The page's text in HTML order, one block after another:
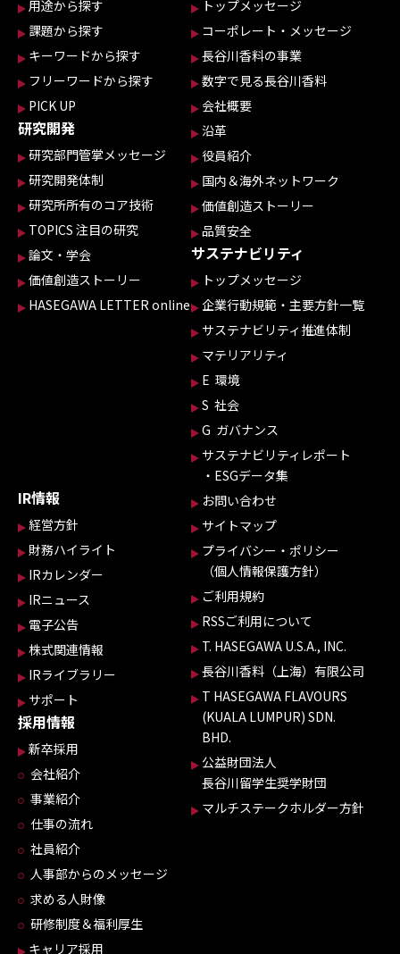
用途から探す
課題から探す
キーワードから探す
フリーワードから探す
PICK UP
研究開発
研究部門管掌メッセージ
研究開発体制
研究所所有のコア技術
TOPICS 注目の研究
論文・学会
価値創造ストーリー
HASEGAWA LETTER online
トップメッセージ
コーポレート・メッセージ
長谷川香料の事業
数字で見る長谷川香料
会社概要
沿革
役員紹介
国内＆海外ネットワーク
価値創造ストーリー
品質安全
サステナビリティ
トップメッセージ
企業行動規範・主要方針一覧
サステナビリティ推進体制
マテリアリティ
E 環境
S 社会
G ガバナンス
サステナビリティレポート
・ESGデータ集
IR情報
経営方針
財務ハイライト
IRカレンダー
IRニュース
電子公告
株式関連情報
IRライブラリー
サポート
採用情報
新卒採用
会社紹介
事業紹介
仕事の流れ
社員紹介
人事部からのメッセージ
求める人財像
研修制度＆福利厚生
キャリア採用
お問い合わせ
サイトマップ
プライバシー・ポリシー
（個人情報保護方針）
ご利用規約
RSSご利用について
T. HASEGAWA U.S.A., INC.
長谷川香料（上海）有限公司
T HASEGAWA FLAVOURS
(KUALA LUMPUR) SDN.
BHD.
公益財団法人
長谷川留学生奨学財団
マルチステークホルダー方針